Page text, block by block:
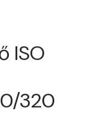
ISO
320